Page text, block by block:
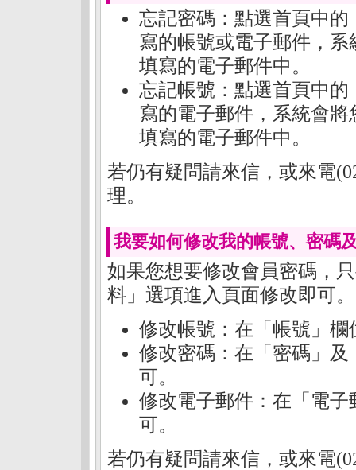
忘記密碼：點選首頁中
寫的帳號或電子郵件，
填寫的電子郵件中。
忘記帳號：點選首頁中
寫的電子郵件，系統會
填寫的電子郵件中。
若仍有疑問請來信，或來電
理。
我要如何修改我的帳號、密碼
如果您想要修改會員密碼，
料」選項進入頁面修改即可。
修改帳號：在「帳號」
修改密碼：在「密碼」
可。
修改電子郵件：在「電
可。
若仍有疑問請來信，或來電